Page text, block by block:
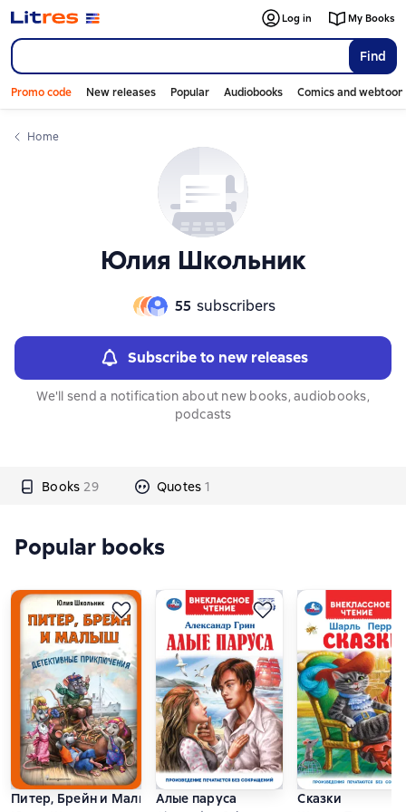
Find
Log in My Books
Promo code New releases Popular Audiobooks Comics and
Home
Юлия Школьник
55 subscribers
Subscribe to new releases
We'll send a notification about new books, audiobooks,
podcasts
Books 29 Quotes 1
Слайдер с книгами
Popular books
Питер, Брейн и Малыш. Детективные приключения
Алые паруса
Сказки
Слайдер с книгами